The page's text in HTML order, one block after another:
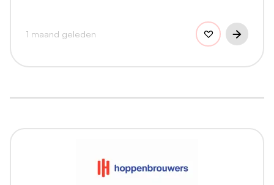
1 maand geleden